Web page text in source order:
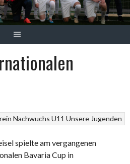
Nachwuchs U11 Unsere Jugenden
spielte am vergangenen
Bavaria Cup in